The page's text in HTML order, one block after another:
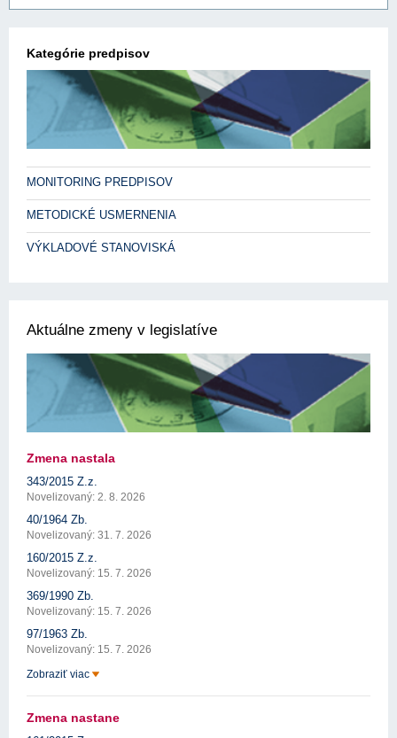
Kategórie predpisov
MONITORING PREDPISOV
METODICKÉ USMERNENIA
VÝKLADOVÉ STANOVISKÁ
Aktuálne zmeny v legislatíve
Zmena nastala
343/2015 Z.z.
Novelizovaný: 2. 8. 2026
40/1964 Zb.
Novelizovaný: 31. 7. 2026
160/2015 Z.z.
Novelizovaný: 15. 7. 2026
369/1990 Zb.
Novelizovaný: 15. 7. 2026
97/1963 Zb.
Novelizovaný: 15. 7. 2026
Zobraziť viac
Zmena nastane